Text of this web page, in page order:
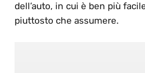
dell’auto, in cui è ben più
piuttosto che assumere.